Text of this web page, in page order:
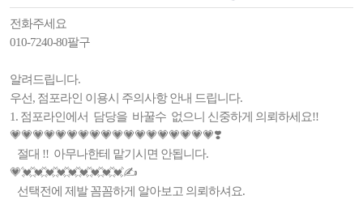
전화주세요
010-7240-80팔구
알려드립니다.
우선, 점포라인 이용시 주의사항 안내 드립니다.
1. 점포라인에서 담당을 바꿀수 없으니 신중하게 의뢰하세요!!
💗💗💗💗💗💗💗💗💗💗💗💗💗💗💗💗💗💗❣️
절대 !! 아무나한테 맡기시면 안됩니다.
💗💓💓💓💓💓💓💓💓💓✍️
선택전에 제발 꼼꼼하게 알아보고 의뢰하셔요.